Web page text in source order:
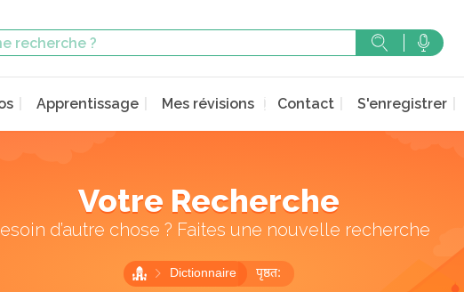
Apprentissage Mes révisions Contact S'enregistrer
Votre Recherche
d’autre chose ? Faites une nouvelle recherche
Dictionnaire पृष्ठत: